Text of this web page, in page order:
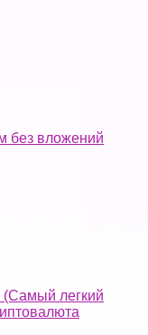
без вложений
(Самый легкий